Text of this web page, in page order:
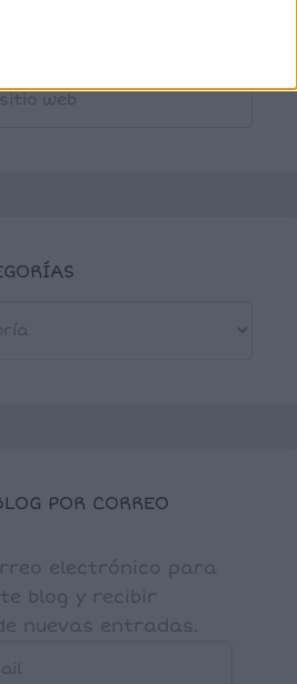
POR CORREO
electrónico para
blog y recibir
nuevas entradas.